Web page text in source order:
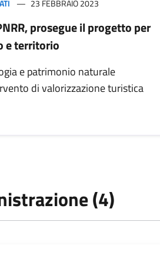
23 FEBBRAIO 2023
prosegue il progetto per
e territorio
e patrimonio naturale
di valorizzazione turistica
(4)